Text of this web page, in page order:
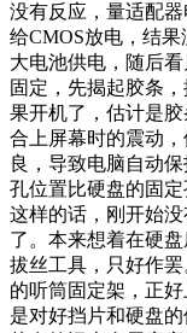
没有反应，量适配
给CMOS放电，结
大电池供电，随后
固定，先揭起胶条
果开机了，估计是
合上屏幕时的震动
良，导致电脑自动
孔位置比硬盘的固
这样的话，刚开始
了。本来想着在硬
拔丝工具，只好作
的听筒固定架，正
是对好挡片和硬盘